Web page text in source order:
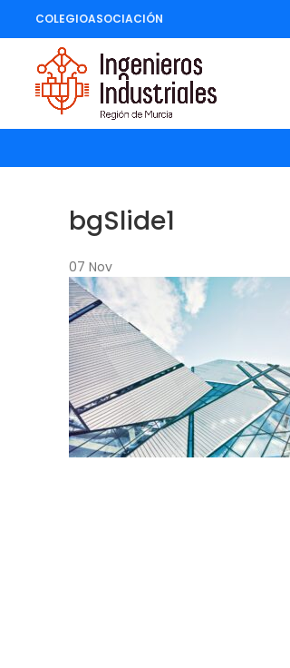
COLEGIOASOCIACIÓN
bgSlide1
07 Nov